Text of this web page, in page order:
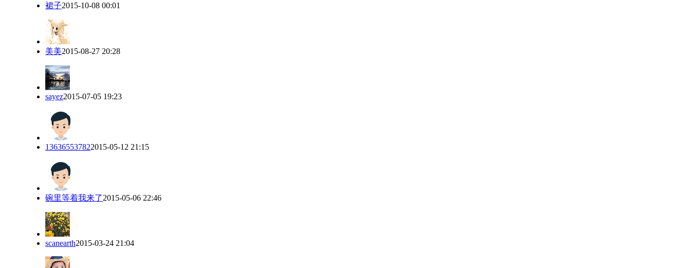
裙子2015-10-08 00:01
美美2015-08-27 20:28
sayez2015-07-05 19:23
136365537822015-05-12 21:15
碗里等着我来了2015-05-06 22:46
scanearth2015-03-24 21:04